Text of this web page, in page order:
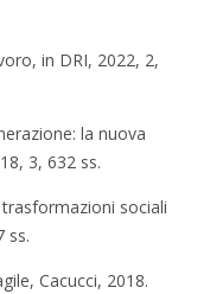
in DRI, 2022, 2,
la nuova
3, 632 ss.
sociali
ss.
Cacucci, 2018.